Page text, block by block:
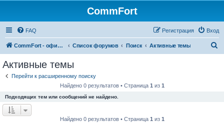
CommFort
FAQ Вход
Регистрация
CommFort - официальный сайт Список форумов Поиск Активные темы
Активные темы
Перейти к расширенному поиску
Найдено 0 результатов • Страница 1 из 1
Подходящих тем или сообщений не найдено.
Найдено 0 результатов • Страница 1 из 1